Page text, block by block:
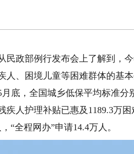
政部例行发布会上了解到，今
人、困境儿童等困难群体的基本
，全国城乡低保平均标准分
疾人护理补贴已惠及1189.3万
“全程网办”申请14.4万人。